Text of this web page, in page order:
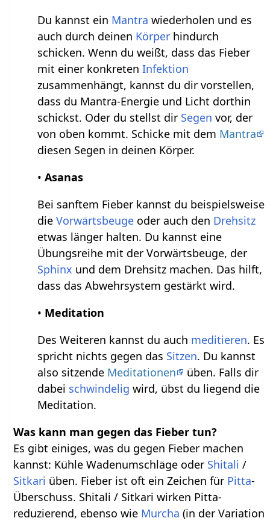
Du kannst ein Mantra wiederholen und es
auch durch deinen Körper hindurch
schicken. Wenn du weißt, dass das Fieber
mit einer konkretenInfektion
zusammenhängt, kannst du dir vorstellen,
dass du Mantra-Energie und Licht dorthin
schickst. Oder du stellst dir Segen vor, der
von oben kommt. Schicke mit dem Mantra
diesen Segen in deinen Körper.
•Asanas
Bei sanftem Fieber kannst du beispielsweise
dieVorwärtsbeuge oder auch den Drehsitz
etwas länger halten. Du kannst eine
Übungsreihe mit der Vorwärtsbeuge, der
Sphinx und dem Drehsitz machen. Das hilft,
dass das Abwehrsystem gestärkt wird.
• Meditation
Des Weiteren kannst du auch meditieren. Es
spricht nichts gegen das Sitzen. Du kannst
also sitzende Meditationen
üben. Falls dir
dabei schwindelig wird, übst du liegend die
Meditation.
Was kann man gegen das Fieber tun?
Es gibt einiges, was du gegen Fieber machen
kannst: Kühle Wadenumschläge oder Shitali /
Sitkari üben. Fieber ist oft ein Zeichen für Pitta-
Überschuss. Shitali / Sitkari wirken Pitta-
reduzierend, ebenso wie Murcha (in der Variation